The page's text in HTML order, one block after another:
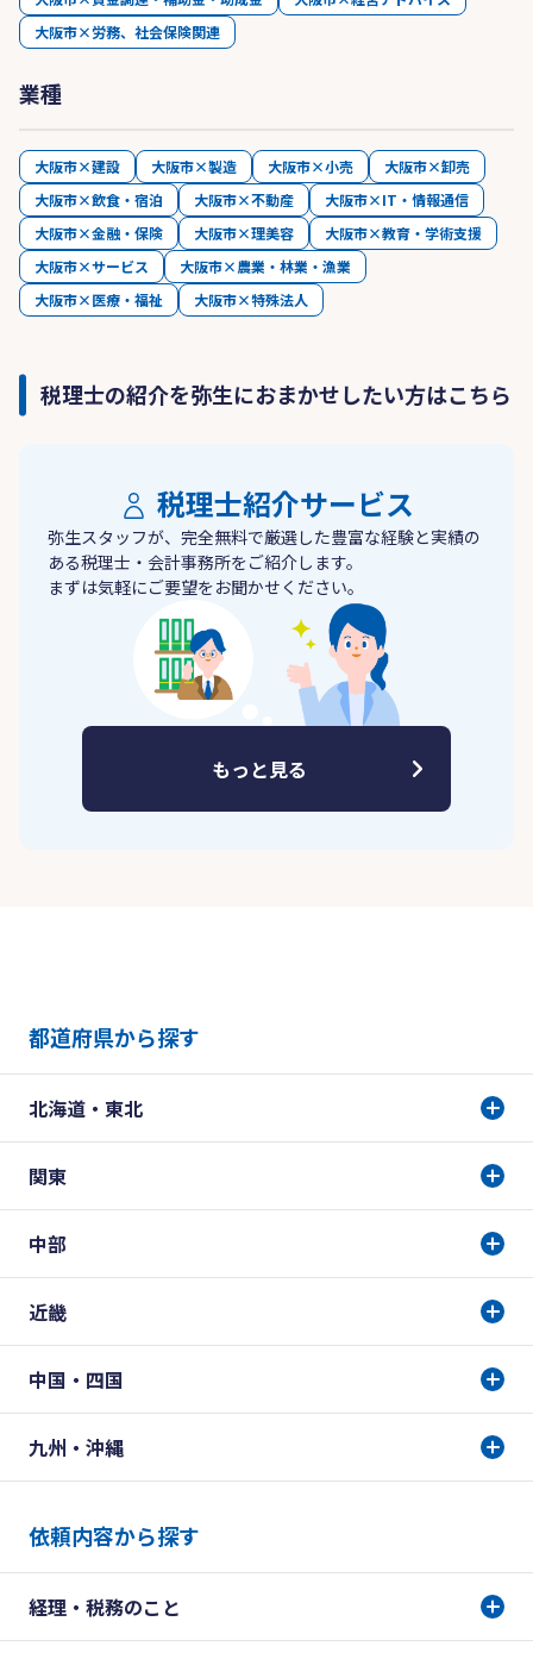
大阪市×労務、社会保険関連
業種
大阪市×建設 大阪市×製造 大阪市×小売
大阪市×卸売
大阪市×飲食・宿泊
大阪市×不動産
大阪市×IT・情報通信
大阪市×金融・保険
大阪市×理美容
大阪市×教育・学術支援
大阪市×サービス
大阪市×農業・林業・漁業
大阪市×医療・福祉
大阪市×特殊法人
税理士の紹介を弥生におまかせしたい方はこちら
税理士紹介サービス
弥生スタッフが、完全無料で厳選した豊富な経験と実績の
ある税理士・会計事務所をご紹介します。
まずは気軽にご要望をお聞かせください。
もっと見る
都道府県から探す
北海道・東北
関東
中部
近畿
中国・四国
九州・沖縄
依頼内容から探す
経理・税務のこと